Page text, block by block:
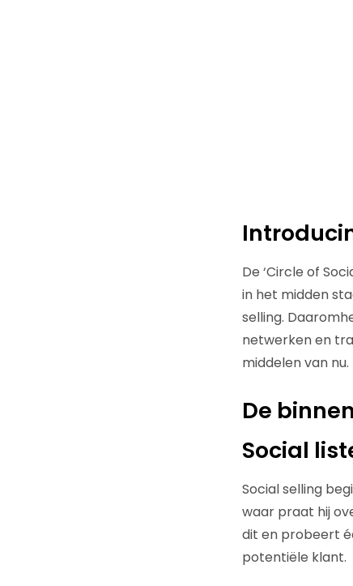
De ‘Circle of
in het midden
selling.
netwerken en
middelen van nu.
De
Social
Social selling
waar praat hij
dit en probeert
potentiële klant.